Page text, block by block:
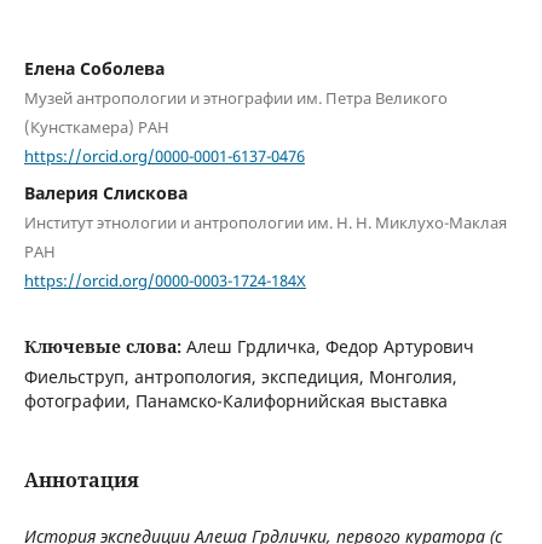
Елена Соболева
Музей антропологии и этнографии им. Петра Великого
(Кунсткамера) РАН
https://orcid.org/0000-0001-6137-0476
Валерия Слискова
Институт этнологии и антропологии им. Н. Н. Миклухо-Маклая
РАН
https://orcid.org/0000-0003-1724-184X
Ключевые слова: Алеш Грдличка, Федор Артурович
Фиельструп, антропология, экспедиция, Монголия,
фотографии, Панамско-Калифорнийская выставка
Аннотация
История экспедиции Алеша Грдлички, первого куратора (с